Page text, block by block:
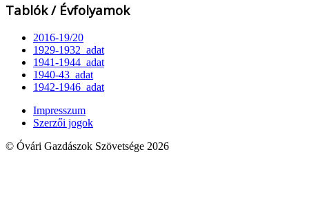
Tablók / Évfolyamok
2016-19/20
1929-1932_adat
1941-1944_adat
1940-43_adat
1942-1946_adat
Impresszum
Szerzői jogok
© Óvári Gazdászok Szövetsége 2026